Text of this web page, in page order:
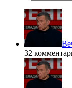
32